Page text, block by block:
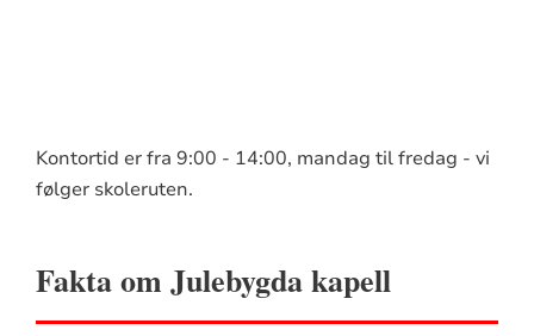
Kontortid er fra 9:00 - 14:00, mandag til fredag - vi
følger skoleruten.
Fakta om Julebygda kapell